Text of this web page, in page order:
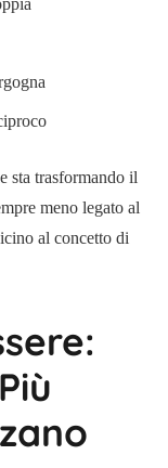
sta trasformando il
meno legato al
al concetto di